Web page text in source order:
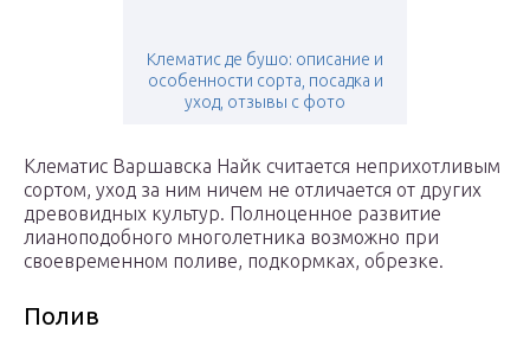
Клематис де бушо: описание и
особенности сорта, посадка и
уход, отзывы с фото
Клематис Варшавска Найк считается неприхотливым
сортом, уход за ним ничем не отличается от других
древовидных культур. Полноценное развитие
лианоподобного многолетника возможно при
своевременном поливе, подкормках, обрезке.
Полив